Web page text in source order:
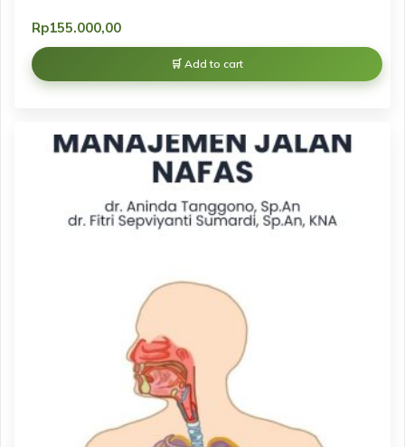
Rp155.000,00
Add to cart